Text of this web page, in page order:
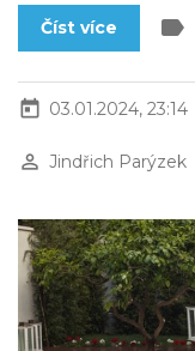
Číst více label
today 03.01.2024, 23:14
perm_identity Jindřich Parýzek